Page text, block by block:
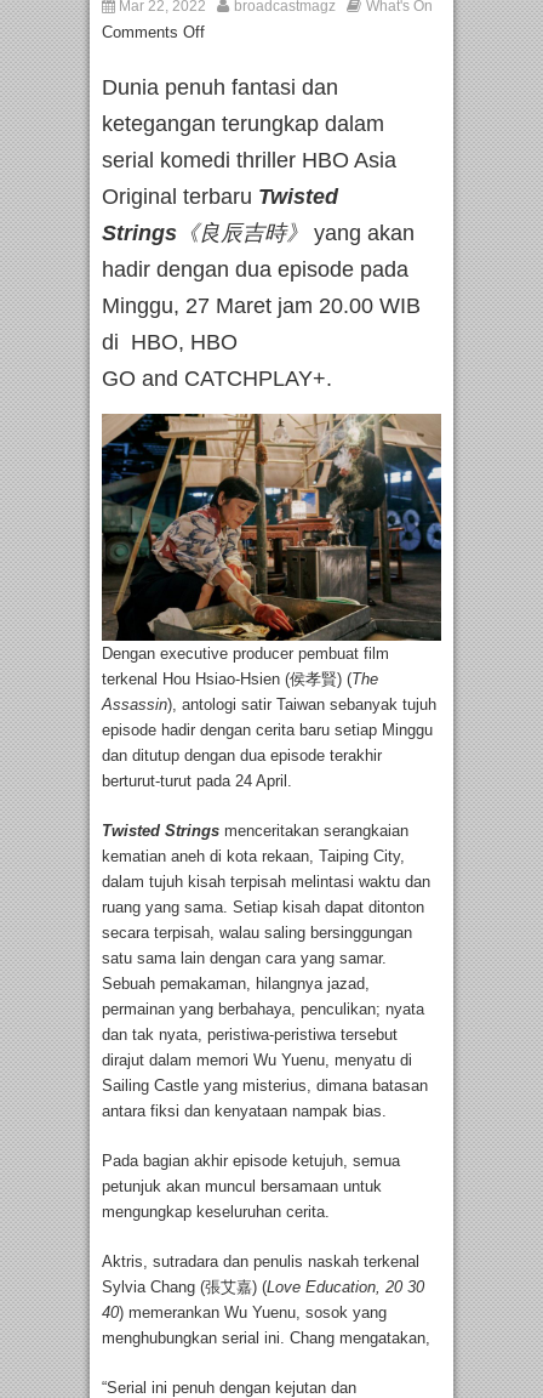
Mar 22, 2022 broadcastmagz What's On
Comments Off
Dunia penuh fantasi dan
ketegangan terungkap dalam
serial komedi thriller HBO Asia
Original terbaru Twisted
Strings 《良辰吉時》
yang akan
hadir dengan dua episode pada
Minggu, 27 Maret jam 20.00 WIB
di HBO, HBO
GO and CATCHPLAY+.
Dengan executive producer pembuat film
terkenal Hou Hsiao-Hsien (侯孝賢) (The
Assassin), antologi satir Taiwan sebanyak tujuh
episode hadir dengan cerita baru setiap Minggu
dan ditutup dengan dua episode terakhir
berturut-turut pada 24 April.
Twisted Strings menceritakan serangkaian
kematian aneh di kota rekaan, Taiping City,
dalam tujuh kisah terpisah melintasi waktu dan
ruang yang sama. Setiap kisah dapat ditonton
secara terpisah, walau saling bersinggungan
satu sama lain dengan cara yang samar.
Sebuah pemakaman, hilangnya jazad,
permainan yang berbahaya, penculikan; nyata
dan tak nyata, peristiwa-peristiwa tersebut
dirajut dalam memori Wu Yuenu, menyatu di
Sailing Castle yang misterius, dimana batasan
antara fiksi dan kenyataan nampak bias.
Pada bagian akhir episode ketujuh, semua
petunjuk akan muncul bersamaan untuk
mengungkap keseluruhan cerita.
Aktris, sutradara dan penulis naskah terkenal
Sylvia Chang (張艾嘉) (Love Education, 20 30
40) memerankan Wu Yuenu, sosok yang
menghubungkan serial ini. Chang mengatakan,
“Serial ini penuh dengan kejutan dan